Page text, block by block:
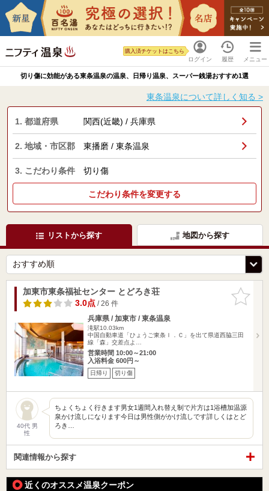
ログイン
購入済チケットはこちら
履歴 メニュー
切り傷に効能がある東条温泉の温泉、日帰り温泉、スーパー銭湯おすすめ1選
東条温泉について詳しく知る >
1. 都道府県 関西(近畿) / 兵庫県
2. 地域・市区郡 東播磨 / 東条温泉
3. こだわり条件 切り傷
こだわり条件を変更する
リストから探す 地図から探す
お気に入
りに追加
加東市東条福祉センター とどろき荘
3.0点/ 26 件
兵庫県 / 加東市 / 東条温泉
滝駅10.03km
中国自動車道「ひょうご東条Ｉ．Ｃ」を出て県道西脇三田
線「森」交差点よ…
営業時間 10:00～21:00
入浴料金 600円～
日帰り 切り傷
40代 男
性
ちょくちょく行きます男女1週間入れ替え制で片方は1浴槽加温源
泉かけ流しになります今日は男性側がかけ流しです詳しくはとど
ろき…
関連情報から探す
近くのオススメ温泉クーポン